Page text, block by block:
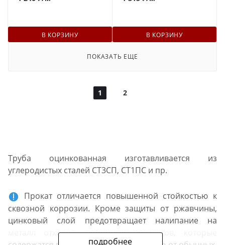
В КОРЗИНУ В КОРЗИНУ
ПОКАЗАТЬ ЕЩЕ
1 2
подробнее
Труба оцинкованная изготавливается из
углеродистых сталей СТ3СП, СТ1ПС и пр.
Прокат отличается повышенной стойкостью к
сквозной коррозии. Кроме защиты от ржавчины,
цинковый слой предотвращает налипание на
металл отходов, побочных продуктов, которые